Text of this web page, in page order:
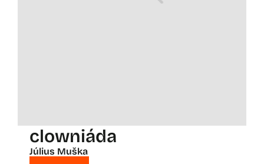
clowniáda
Július Muška